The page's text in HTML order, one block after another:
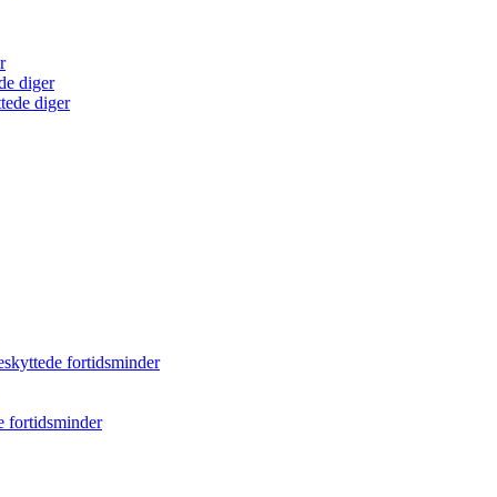
diger
diger
fortidsminder
fortidsminder